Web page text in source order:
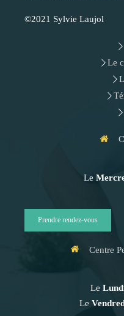
©2021 Sylvie Laujol
Le
Le
Prendre rendez-vous
Centre
Le
Le